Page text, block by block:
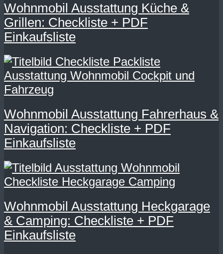
Wohnmobil Ausstattung Küche &
Grillen: Checkliste + PDF
Einkaufsliste
Wohnmobil Ausstattung Fahrerhaus &
Navigation: Checkliste + PDF
Einkaufsliste
Wohnmobil Ausstattung Heckgarage
& Camping: Checkliste + PDF
Einkaufsliste